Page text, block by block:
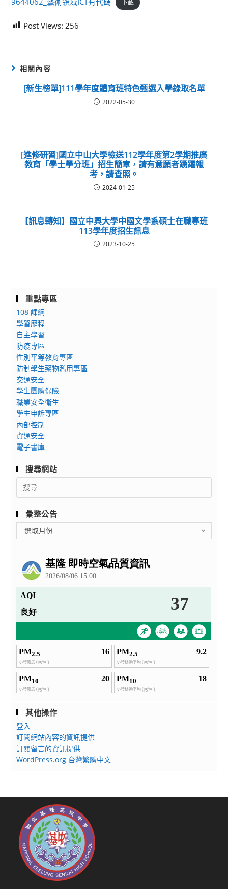
下載
Post Views: 256
相關內容
[新生榜單]111學年度體育班特色甄選入學錄取名單
2022-05-30
[進修研習]國立中山大學檢送112學年度第2學期推廣
教育「學士學分班」招生簡章，請有意願者踴躍報
考，請查照。
2024-01-25
【訊息轉知】國立中興大學中國文學系碩士在職專班
113學年度招生訊息
2023-10-25
重點專區
108 課綱
學習歷程
自主學習
防疫專區
性別平等教育專區
防制學生藥物濫用專區
交通安全
學生團體保險
職業安全衛生
學生申訴專區
內部控制
資通安全
電子書庫
搜尋網站
Search
for:
彙整公告
整
選取月份
其他操作
登入
訂閱網站內容的資訊提供
訂閱留言的資訊提供
WordPress.org 台灣繁體中文